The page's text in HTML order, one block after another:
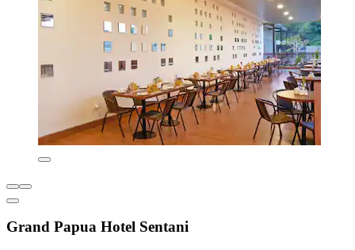
Grand Papua Hotel Sentani